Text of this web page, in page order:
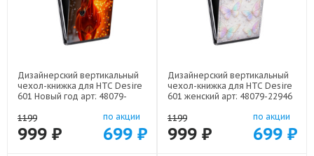
Дизайнерский вертикальный
чехол-книжка для HTC Desire
601 Новый год арт: 48079-
1199
999 ₽
по акции
699 ₽
Дизайнерский вертикальный
чехол-книжка для HTC Desire
601 женский арт: 48079-22946
1199
999 ₽
по акции
699 ₽